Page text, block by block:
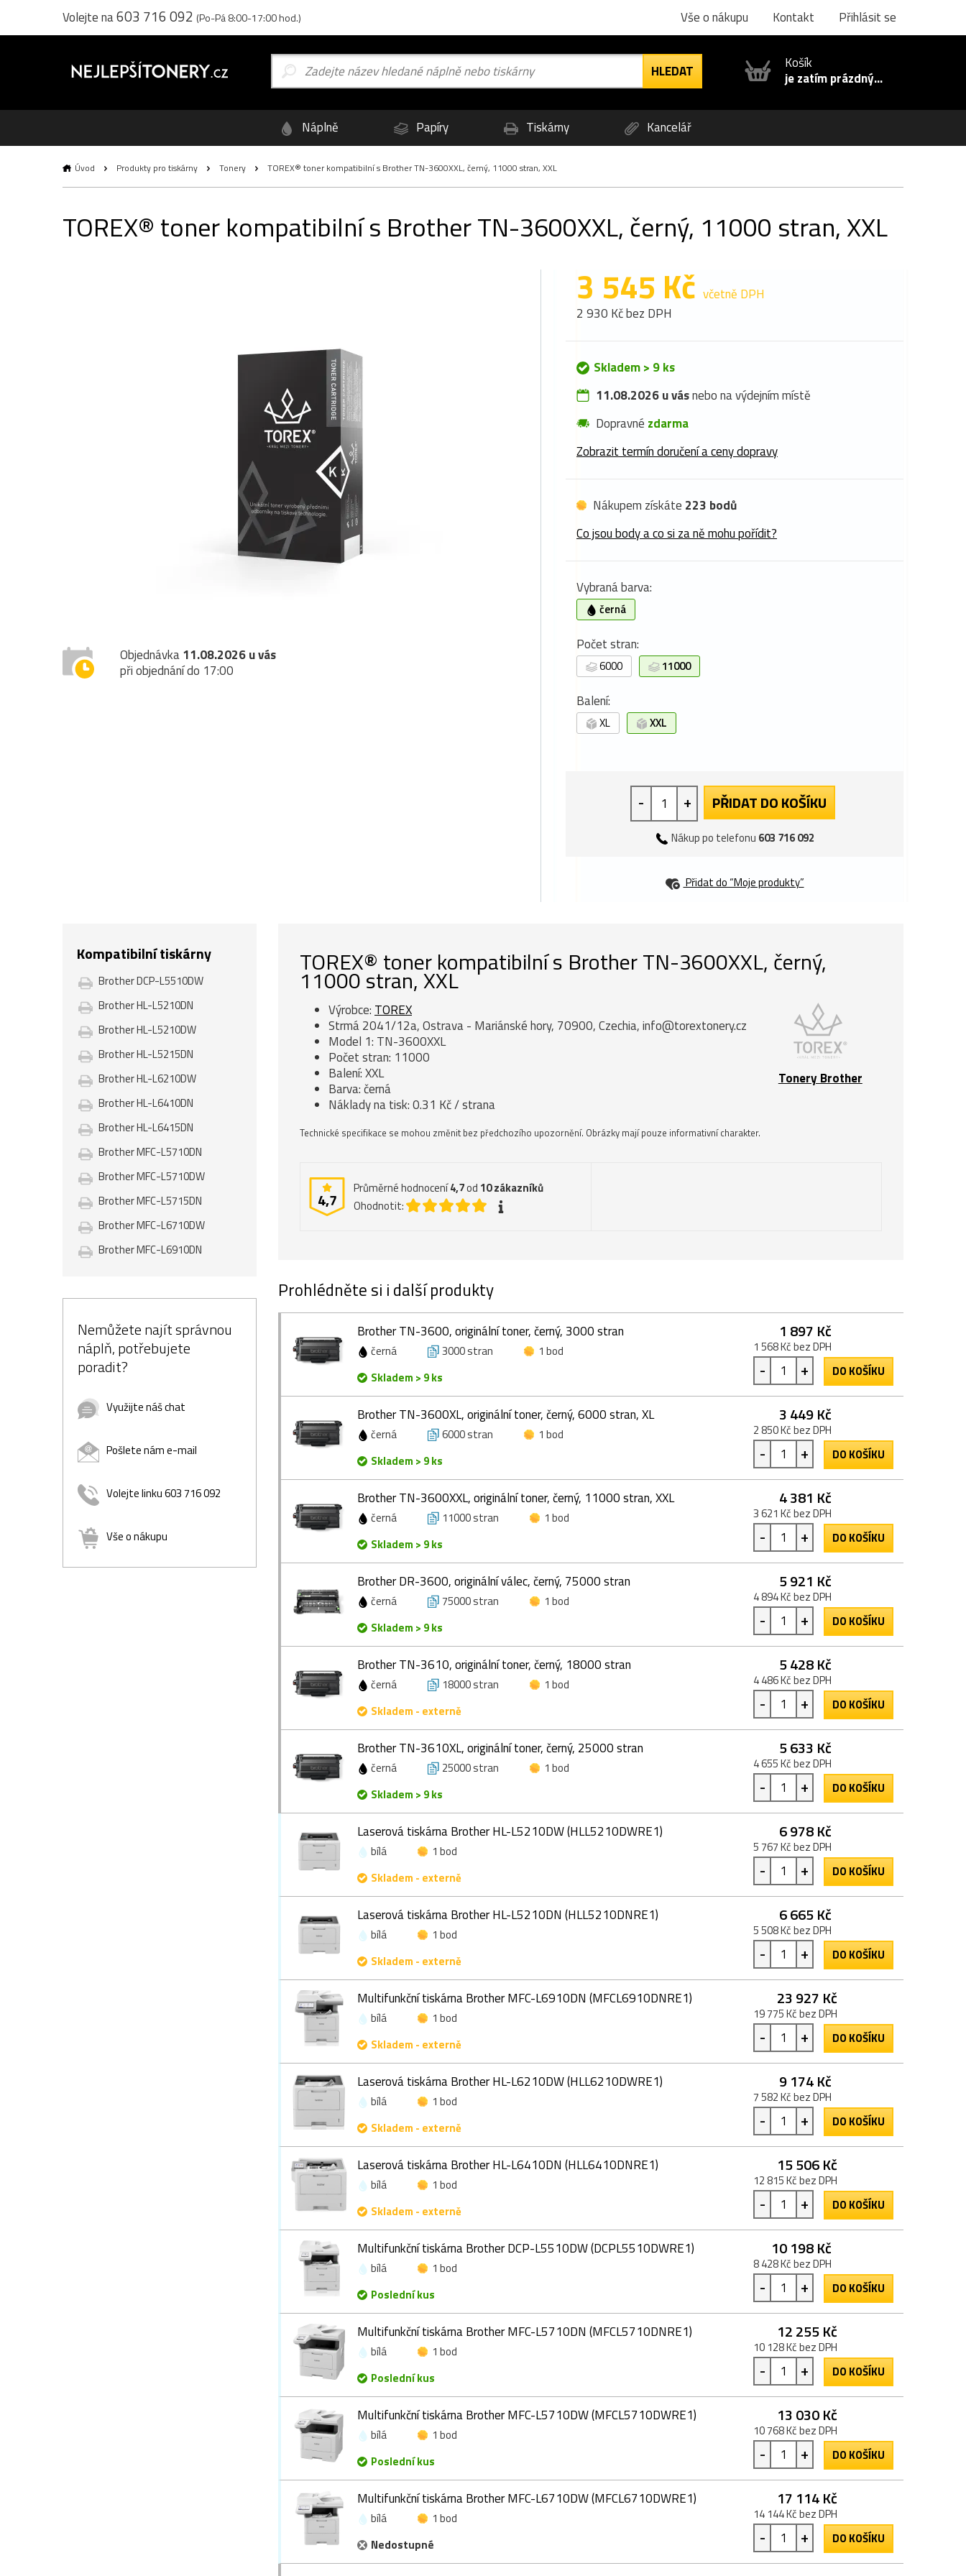
Volejte na603 716 092 (Po-Pá 8:00-17:00 hod.) Vše o nákupu Kontakt Přihlásit se
Košík
je zatím prázdný...
Náplně Papíry Tiskárny Kancelář
Úvod Produkty pro tiskárny Tonery TOREX® toner kompatibilní s Brother TN-3600XXL, černý, 11000 stran, XXL
TOREX® toner kompatibilní s Brother TN-3600XXL, černý, 11000 stran, XXL
Objednávka11.08.2026 u vás
při objednání do 17:00
3 545 Kč včetně DPH
2 930 Kč bez DPH
Skladem > 9 ks
11.08.2026 u vásnebo na výdejním místě
Dopravné zdarma
Zobrazit termín doručení a ceny dopravy
Nákupem získáte 223 bodů
Co jsou body a co si za ně mohu pořídit?
Vybraná barva:
černá
Počet stran:
6000 11000
Balení:
XL XXL
- + PŘIDAT DO KOŠÍKU
Nákup po telefonu 603 716 092
Přidat do “Moje produkty”
Kompatibilní tiskárny
Brother DCP-L5510DW
Brother HL-L5210DN
Brother HL-L5210DW
Brother HL-L5215DN
Brother HL-L6210DW
Brother HL-L6410DN
Brother HL-L6415DN
Brother MFC-L5710DN
Brother MFC-L5710DW
Brother MFC-L5715DN
Brother MFC-L6710DW
Brother MFC-L6910DN
Nemůžete najít správnou
náplň, potřebujete
poradit?
Využijte náš chat
Pošlete nám e-mail
Volejte linku 603 716 092
Vše o nákupu
TOREX® toner kompatibilní s Brother TN-3600XXL, černý,
11000 stran, XXL
Tonery Brother
Výrobce: TOREX
Strmá 2041/12a, Ostrava - Mariánské hory, 70900, Czechia, info@torextonery.cz
Model 1: TN-3600XXL
Počet stran: 11000
Balení: XXL
Barva: černá
Náklady na tisk: 0.31 Kč / strana
Technické specifikace se mohou změnit bez předchozího upozornění. Obrázky mají pouze informativní charakter.
4,7
Průměrné hodnocení4,7od 10zákazníků
Ohodnotit:
Prohlédněte si i další produkty
Brother TN-3600, originální toner, černý, 3000 stran
černá 3000 stran
1 bod
Skladem > 9 ks
1 897 Kč
1 568 Kč bez DPH
- + DO KOŠÍKU
Brother TN-3600XL, originální toner, černý, 6000 stran, XL
černá 6000 stran
1 bod
Skladem > 9 ks
3 449 Kč
2 850 Kč bez DPH
- + DO KOŠÍKU
Brother TN-3600XXL, originální toner, černý, 11000 stran, XXL
černá 11000 stran
1 bod
Skladem > 9 ks
4 381 Kč
3 621 Kč bez DPH
- + DO KOŠÍKU
Brother DR-3600, originální válec, černý, 75000 stran
černá 75000 stran
1 bod
Skladem > 9 ks
5 921 Kč
4 894 Kč bez DPH
- + DO KOŠÍKU
Brother TN-3610, originální toner, černý, 18000 stran
černá 18000 stran
1 bod
Skladem - externě
5 428 Kč
4 486 Kč bez DPH
- + DO KOŠÍKU
Brother TN-3610XL, originální toner, černý, 25000 stran
černá 25000 stran
1 bod
Skladem > 9 ks
5 633 Kč
4 655 Kč bez DPH
- + DO KOŠÍKU
Laserová tiskárna Brother HL-L5210DW (HLL5210DWRE1)
bílá
1 bod
Skladem - externě
6 978 Kč
5 767 Kč bez DPH
- + DO KOŠÍKU
Laserová tiskárna Brother HL-L5210DN (HLL5210DNRE1)
bílá
1 bod
Skladem - externě
6 665 Kč
5 508 Kč bez DPH
- + DO KOŠÍKU
Multifunkční tiskárna Brother MFC-L6910DN (MFCL6910DNRE1)
bílá
1 bod
Skladem - externě
23 927 Kč
19 775 Kč bez DPH
- + DO KOŠÍKU
Laserová tiskárna Brother HL-L6210DW (HLL6210DWRE1)
bílá
1 bod
Skladem - externě
9 174 Kč
7 582 Kč bez DPH
- + DO KOŠÍKU
Laserová tiskárna Brother HL-L6410DN (HLL6410DNRE1)
bílá
1 bod
Skladem - externě
15 506 Kč
12 815 Kč bez DPH
- + DO KOŠÍKU
Multifunkční tiskárna Brother DCP-L5510DW (DCPL5510DWRE1)
bílá
1 bod
Poslední kus
10 198 Kč
8 428 Kč bez DPH
- + DO KOŠÍKU
Multifunkční tiskárna Brother MFC-L5710DN (MFCL5710DNRE1)
bílá
1 bod
Poslední kus
12 255 Kč
10 128 Kč bez DPH
- + DO KOŠÍKU
Multifunkční tiskárna Brother MFC-L5710DW (MFCL5710DWRE1)
bílá
1 bod
Poslední kus
13 030 Kč
10 768 Kč bez DPH
- + DO KOŠÍKU
Multifunkční tiskárna Brother MFC-L6710DW (MFCL6710DWRE1)
bílá
1 bod
Nedostupné
17 114 Kč
14 144 Kč bez DPH
- + DO KOŠÍKU